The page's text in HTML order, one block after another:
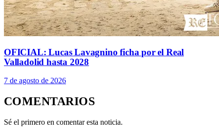
OFICIAL: Lucas Lavagnino ficha por el Real
Valladolid hasta 2028
7 de agosto de 2026
COMENTARIOS
Sé el primero en comentar esta noticia.